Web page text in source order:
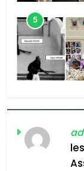
5